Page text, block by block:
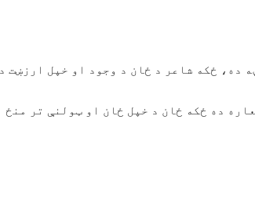
ده، ځکه شاعر د ځان د وجود او خپل ارزښت د
ده ځکه ځان د خپل ځان او ټولنې تر منځ